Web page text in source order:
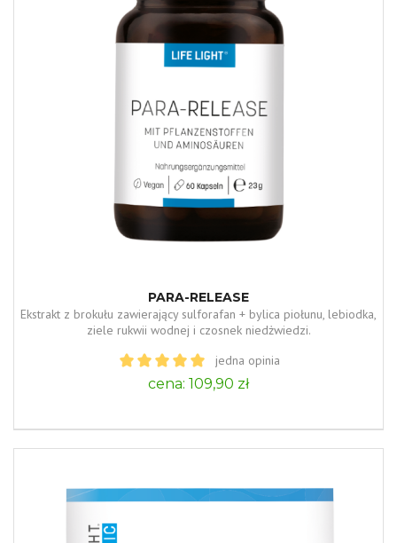
PARA-RELEASE
Ekstrakt z brokułu zawierający sulforafan + bylica piołunu, lebiodka,
ziele rukwii wodnej i czosnek niedżwiedzi.
jedna opinia
cena: 109,90 zł